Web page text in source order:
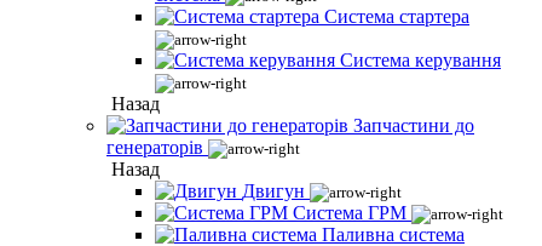
Система стартера
Система керування
Назад
Запчастини до
генераторів
Назад
Двигун
Система ГРМ
Паливна система